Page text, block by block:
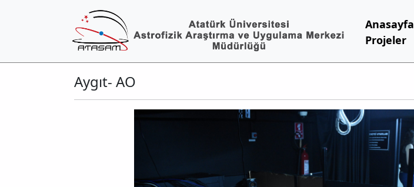
Anasayfa
Projeler
Aygıt- AO